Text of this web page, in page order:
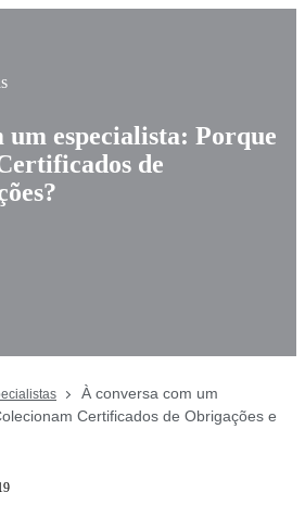
um especialista: Porque
de
À conversa com um
Certificados de Obrigações e